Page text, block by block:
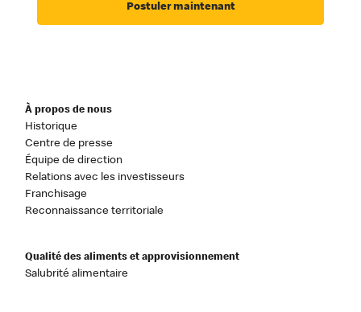
Postuler maintenant
À propos de nous
Historique
Centre de presse
Équipe de direction
Relations avec les investisseurs
Franchisage
Reconnaissance territoriale
Qualité des aliments et approvisionnement
Salubrité alimentaire